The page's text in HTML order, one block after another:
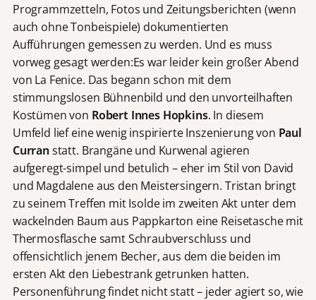
Programmzetteln, Fotos und Zeitungsberichten (wenn
auch ohne Tonbeispiele) dokumentierten
Aufführungen gemessen zu werden. Und es muss
vorweg gesagt werden:Es war leider kein großer Abend
von La Fenice. Das begann schon mit dem
stimmungslosen Bühnenbild und den unvorteilhaften
Kostümen von Robert Innes Hopkins. In diesem
Umfeld lief eine wenig inspirierte Inszenierung von Paul
Curranstatt. Brangäne und Kurwenal agieren
aufgeregt-simpel und betulich – eher im Stil von David
und Magdalene aus den Meistersingern. Tristan bringt
zu seinem Treffen mit Isolde im zweiten Akt unter dem
wackelnden Baum aus Pappkarton eine Reisetasche mit
Thermosflasche samt Schraubverschluss und
offensichtlich jenem Becher, aus dem die beiden im
ersten Akt den Liebestrank getrunken hatten.
Personenführung findet nicht statt – jeder agiert so, wie